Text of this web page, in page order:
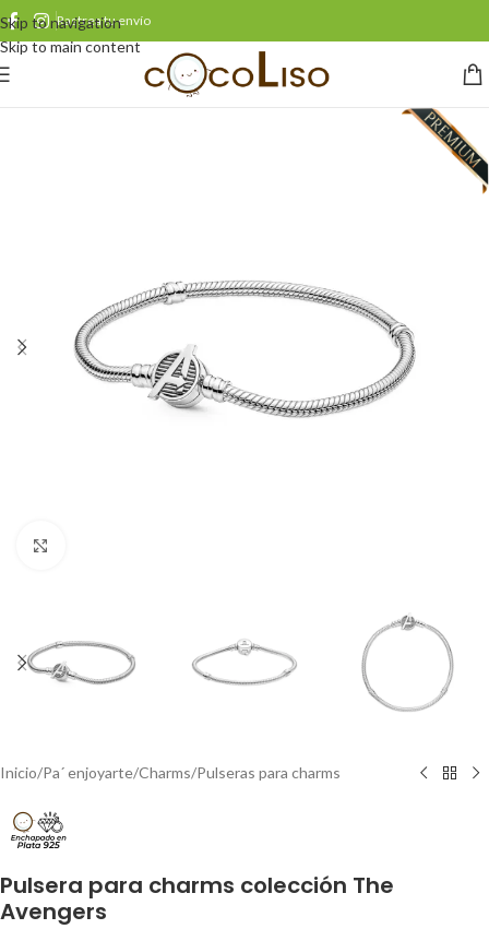
Skip to navigation
Skip to main content
Rastrea tu envío
Inicio/Pa´ enjoyarte/Charms/Pulseras para charms
Pulsera para charms colección The
Avengers